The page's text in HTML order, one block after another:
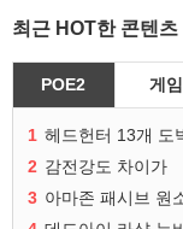
최근 HOT한 콘텐츠
POE2 게임
1 헤드헌터 13개 도
2 감전강도 차이가
3 아마존 패시브 원